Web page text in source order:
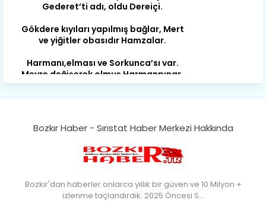
Gökdere kıyıları yapılmış bağlar, Mert
Harmanı,elması ve Sorkunca’sı var.
Büyük yerdir, mahalleleri Aydınlık, Tarih
eserleri şahane Hisarlık.
yorgun. Şehit Berâtlı, halkı yiğit genç
Sorkun.
Perşembe de yaşlılardan aldım öğüt,
Mazimdeki ismi şanla taşır Söğüt.
Bozkır Haber - Sırıstat Haber Merkezi Hakkında
Bozkır'dan haberler onlarca yıllık bir güven ve 10 Milyon +
izlenme taçlandırdık. 2025 Öncesi S…